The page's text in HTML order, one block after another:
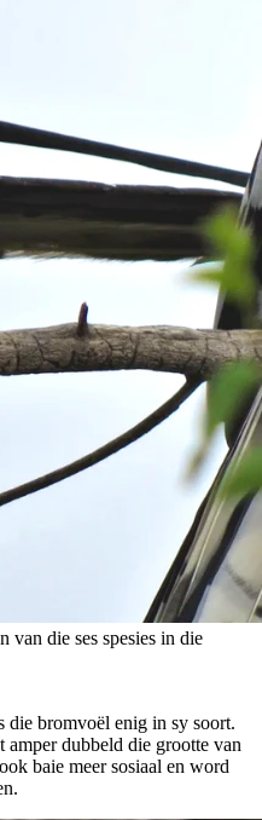
van die ses spesies in die
die bromvoël enig in sy soort.
dubbeld die grootte van
baie meer sosiaal en word